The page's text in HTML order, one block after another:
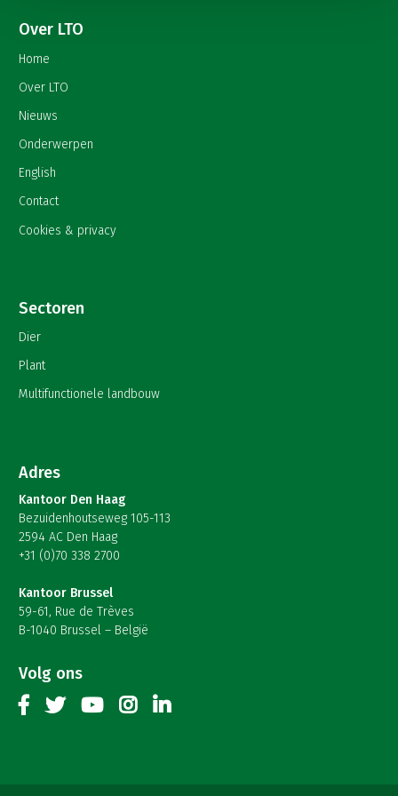
Over LTO
Home
Over LTO
Nieuws
Onderwerpen
English
Contact
Cookies & privacy
Sectoren
Dier
Plant
Multifunctionele landbouw
Adres
Kantoor Den Haag
Bezuidenhoutseweg 105-113
2594 AC Den Haag
+31 (0)70 338 2700
Kantoor Brussel
59-61, Rue de Trèves
B-1040 Brussel – België
Volg ons